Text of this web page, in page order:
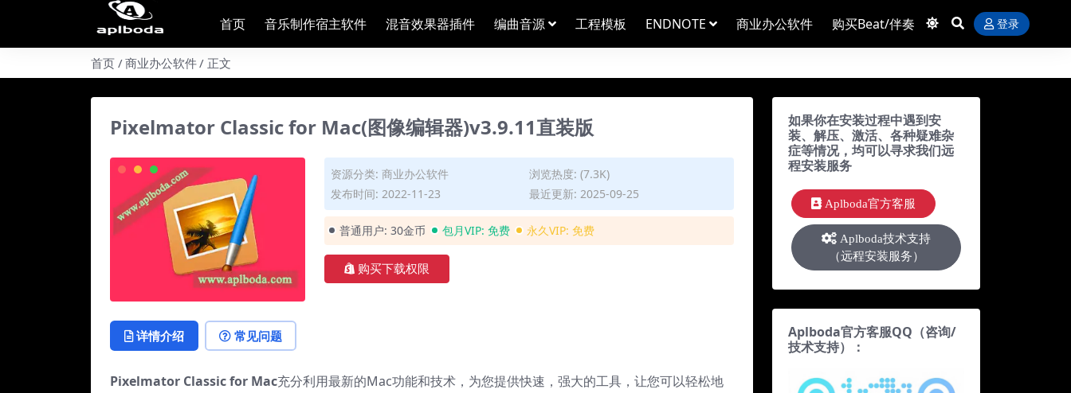
首页 音乐制作宿主软件 混音效果器插件 编曲音源 工程模板 ENDNOTE 商业办公软件 购买Beat/伴奏 登录
首页 商业办公软件 正文
Pixelmator Classic for Mac(图像编辑器)v3.9.11直装版
资源分类: 商业办公软件
浏览热度: (7.3K)
发布时间: 2022-11-23
最近更新: 2025-09-25
普通用户: 30金币 包月VIP: 免费 永久VIP: 免费
购买下载权限
详情介绍 常见问题
Pixelmator Classic for Mac充分利用最新的Mac功能和技术，为您提供快速，强大的工具，让您可以轻松地
如果你在安装过程中遇到安
装、解压、激活、各种疑难杂
症等情况，均可以寻求我们远
程安装服务
Aplboda官方客服
Aplboda技术支持
（远程安装服务）
Aplboda官方客服QQ（咨询/
技术支持）：